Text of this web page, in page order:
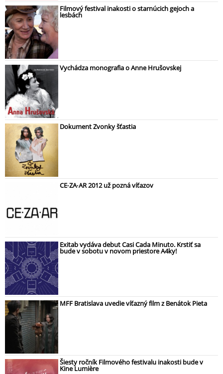
Filmový festival inakosti o starnúcich gejoch a
lesbách
Vychádza monografia o Anne Hrušovskej
Dokument Zvonky šťastia
CE∙ZA∙AR 2012 už pozná víťazov
Exitab vydáva debut Casi Cada Minuto. Krstiť sa
bude v sobotu v novom priestore A4ky!
MFF Bratislava uvedie víťazný film z Benátok Pieta
Šiesty ročník Filmového festivalu inakosti bude v
Kine Lumière